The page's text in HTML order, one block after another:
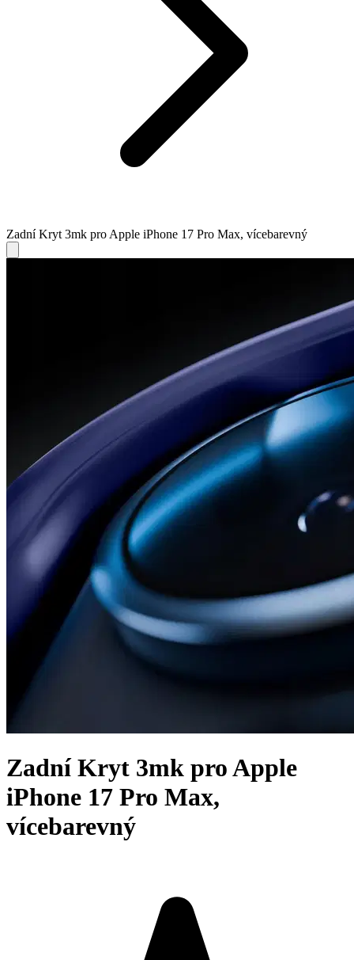
Zadní Kryt 3mk pro Apple iPhone 17 Pro Max, vícebarevný
Zadní Kryt 3mk pro Apple
iPhone 17 Pro Max,
vícebarevný